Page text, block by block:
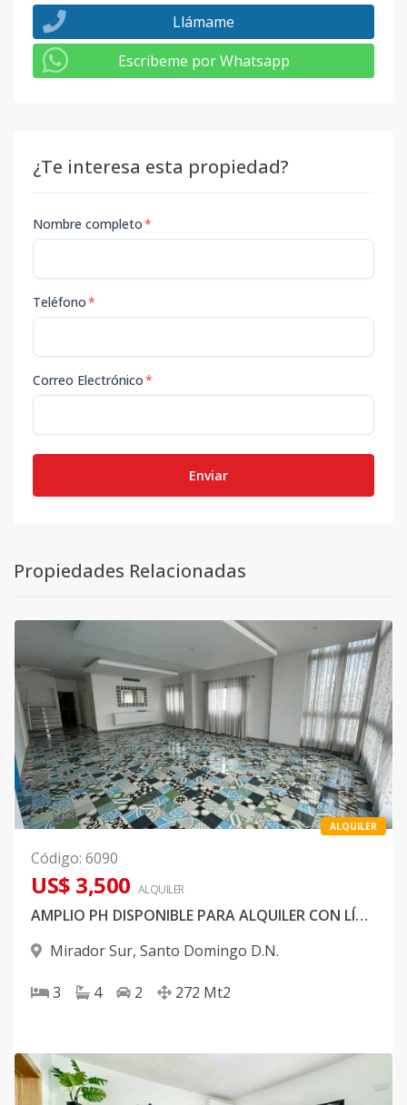
Llámame
Escribeme por Whatsapp
¿Te interesa esta propiedad?
Nombre completo*
Teléfono*
Correo Electrónico*
Enviar
Propiedades Relacionadas
ALQUILER
Código: 6090
US$ 3,500 ALQUILER
AMPLIO PH DISPONIBLE PARA ALQUILER CON LÍNEA BLANCA EN EXCLUSIVA ZONA DEL MIRADOR SUR
Mirador Sur, Santo Domingo D.N.
3 4 2 272 Mt2